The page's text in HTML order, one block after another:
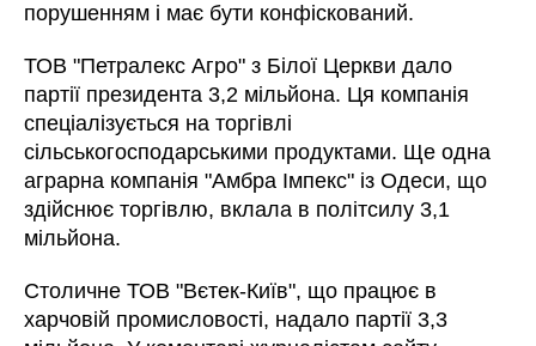
порушенням і має бути конфіскований.
ТОВ "Петралекс Агро" з Білої Церкви дало
партії президента 3,2 мільйона. Ця компанія
спеціалізується на торгівлі
сільськогосподарськими продуктами. Ще одна
аграрна компанія "Амбра Імпекс" із Одеси, що
здійснює торгівлю, вклала в політсилу 3,1
мільйона.
Столичне ТОВ "Вєтек-Київ", що працює в
харчовій промисловості, надало партії 3,3